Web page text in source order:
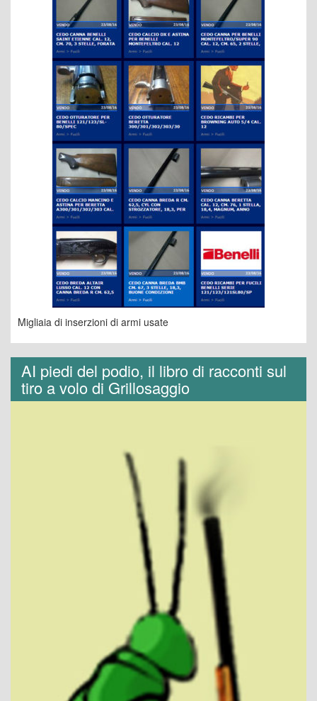
Migliaia di inserzioni di armi usate
AI piedi del podio, il libro di racconti sul
tiro a volo di Grillosaggio